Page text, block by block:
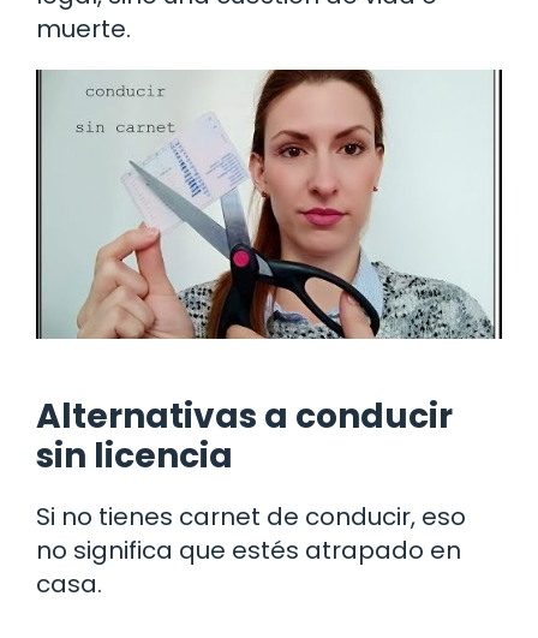
muerte.
Alternativas a conducir
sin licencia
Si no tienes carnet de conducir, eso
no significa que estés atrapado en
casa.